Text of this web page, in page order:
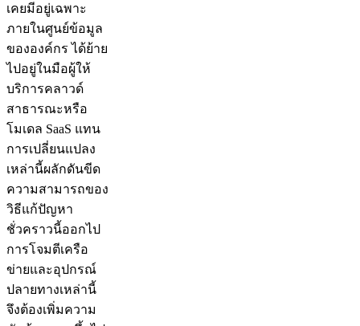
เคยมีอยู่เฉพาะ
ภายในศูนย์ข้อมูล
ขององค์กร ได้ย้าย
ไปอยู่ในมือผู้ให้
บริการคลาวด์
สาธารณะหรือ
โมเดล SaaS แทน
การเปลี่ยนแปลง
เหล่านี้ผลักดันขีด
ความสามารถของ
วิธีแก้ปัญหา
ชั่วคราวนี้ออกไป
การโจมตีเครือ
ข่ายและอุปกรณ์
ปลายทางเหล่านี้
จึงต้องเพิ่มความ